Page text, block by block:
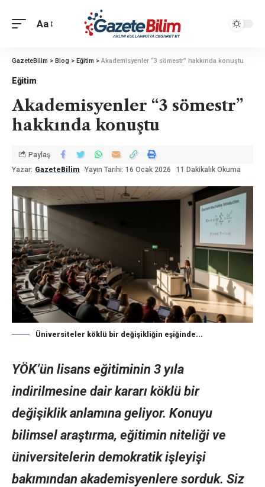
Aa
GazeteBilim > Blog > Eğitim > Akademisyenler “3 sömestr” hakkında konuştu
Eğitim
Akademisyenler “3 sömestr”
hakkında konuştu
Yazar: GazeteBilim Yayın Tarihi: 16 Ocak 2026 11 Dakikalık Okuma
Paylaş
Üniversiteler köklü bir değişikliğin eşiğinde...
YÖK’ün lisans eğitiminin 3 yıla
indirilmesine dair kararı köklü bir
değişiklik anlamına geliyor. Konuyu
bilimsel araştırma, eğitimin niteliği ve
üniversitelerin demokratik işleyişi
bakımından akademisyenlere sorduk. Siz